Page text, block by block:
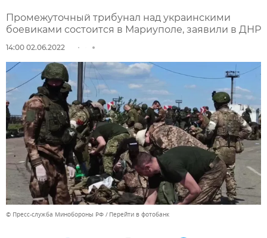
Промежуточный трибунал над украинскими
боевиками состоится в Мариуполе, заявили в ДНР
14:00 02.06.2022
© Пресс-служба Минобороны РФ Перейти в фотобанк